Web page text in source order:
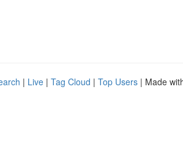
| Live | Tag Cloud | Top Users | Made